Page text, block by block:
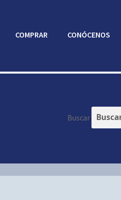
COMPRAR CONÓCENOS
Buscar